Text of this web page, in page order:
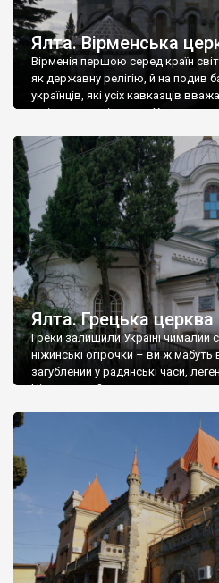
Ялта. Вірменська
Вірменія першою серед країн
як державну релігію, й на подив
українців, які усіх кавказців
є відданими вірянами Христа
Ялта. Грецька
Греки залишили Україні чималий
ніжинські огірочки – ви ж мабуть
загублений у радянські часи,
Ніжин греки?